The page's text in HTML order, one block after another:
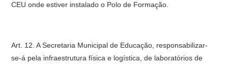
CEU onde estiver instalado o Polo de Formação.
Art. 12. A Secretaria Municipal de Educação, responsabilizar-
se-á pela infraestrutura física e logística, de laboratórios de